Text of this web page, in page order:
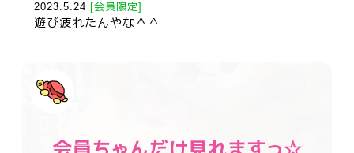
2023.5.24 [会員限定]
遊び疲れたんやな＾＾